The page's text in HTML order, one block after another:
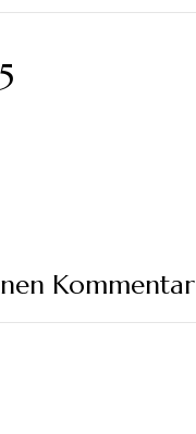
Kommentar